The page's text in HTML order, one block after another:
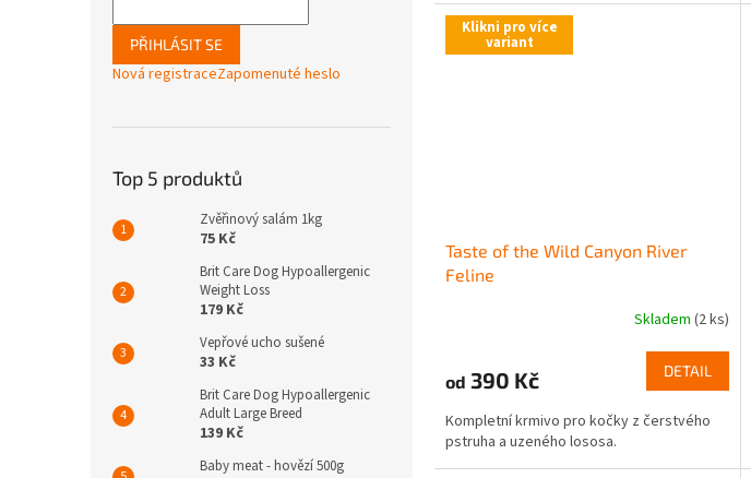
PŘIHLÁSIT SE
Nová registraceZapomenuté heslo
Top 5 produktů
Zvěřinový salám 1kg
75 Kč
Brit Care Dog Hypoallergenic
Weight Loss
179 Kč
Vepřové ucho sušené
33 Kč
Brit Care Dog Hypoallergenic
Adult Large Breed
139 Kč
Baby meat - hovězí 500g
Klikni pro více
variant
Taste of the Wild Canyon River
Feline
Skladem (2 ks)
od 390 Kč DETAIL
Kompletní krmivo pro kočky z čerstvého
pstruha a uzeného lososa.